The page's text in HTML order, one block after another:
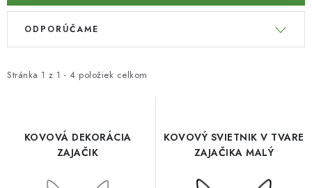
PRIESADY ZELENINY
Kontakty
Obchodné podmienky
Podmienky ochrany osobných údajov
V
i
Stránka 1 z 1 - 4 položiek celkom
R
e
ODPORÚČAME
KOVOVÁ DEKORÁCIA
ZAJAČIK
KOVOVÝ SVIETNIK V TVARE
ZAJAČIKA MALÝ